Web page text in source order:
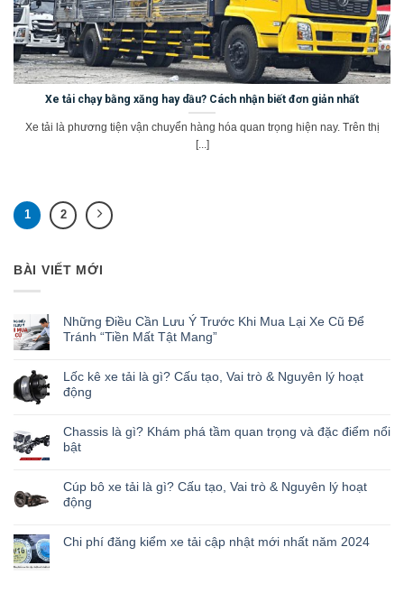
Xe tải chạy bằng xăng hay dầu? Cách nhận biết đơn giản nhất
Xe tải là phương tiện vận chuyển hàng hóa quan trọng hiện nay. Trên thị
[...]
1 2
BÀI VIẾT MỚI
Những Điều Cần Lưu Ý Trước Khi Mua Lại Xe Cũ Để
Tránh “Tiền Mất Tật Mang”
Lốc kê xe tải là gì? Cấu tạo, Vai trò & Nguyên lý hoạt
động
Chassis là gì? Khám phá tầm quan trọng và đặc điểm nổi
bật
Cúp bô xe tải là gì? Cấu tạo, Vai trò & Nguyên lý hoạt
động
Chi phí đăng kiểm xe tải cập nhật mới nhất năm 2024